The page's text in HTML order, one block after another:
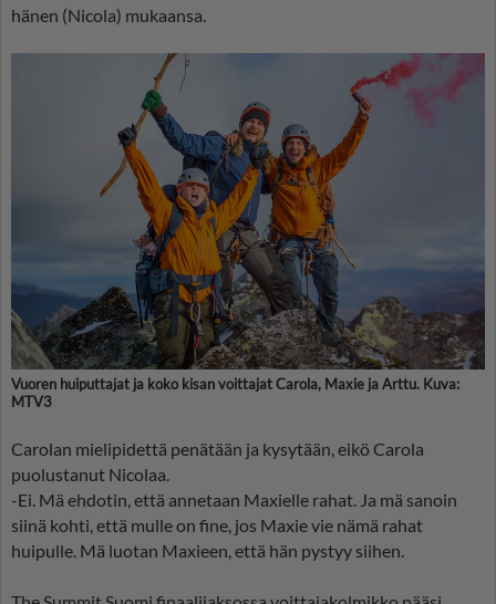
hänen (Nicola) mukaansa.
Vuoren huiputtajat ja koko kisan voittajat Carola, Maxie ja Arttu. Kuva:
MTV3
Carolan mielipidettä penätään ja kysytään, eikö Carola
puolustanut Nicolaa.
-Ei. Mä ehdotin, että annetaan Maxielle rahat. Ja mä sanoin
siinä kohti, että mulle on fine, jos Maxie vie nämä rahat
huipulle. Mä luotan Maxieen, että hän pystyy siihen.